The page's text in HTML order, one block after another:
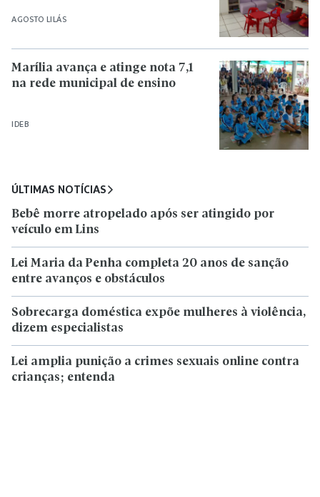
AGOSTO LILÁS
IDEB
Marília avança e atinge nota 7,1
na rede municipal de ensino
ÚLTIMAS NOTÍCIAS
Bebê morre atropelado após ser atingido por
veículo em Lins
Lei Maria da Penha completa 20 anos de sanção
entre avanços e obstáculos
Sobrecarga doméstica expõe mulheres à violência,
dizem especialistas
Lei amplia punição a crimes sexuais online contra
crianças; entenda